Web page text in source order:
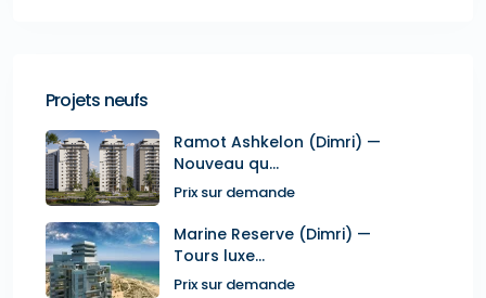
Projets neufs
Ramot Ashkelon (Dimri) —
Nouveau qu...
Prix sur demande
Marine Reserve (Dimri) —
Tours luxe...
Prix sur demande